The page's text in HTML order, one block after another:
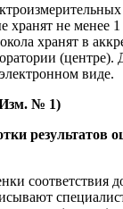
хранят не менее
хранят в
(центре).
виде.
№ 1)
результатов
соответствия